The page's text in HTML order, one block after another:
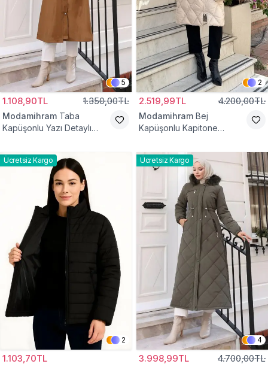
5
1.108,90TL 1.350,00TL
Modamihram Taba
Kapüşonlu Yazı Detaylı
2
2.519,99TL 4.200,00TL
Modamihram Bej
Kapüşonlu Kapitone
Ücretsiz Kargo
2
1.103,70TL
Ücretsiz Kargo
4
3.998,99TL 4.700,00TL